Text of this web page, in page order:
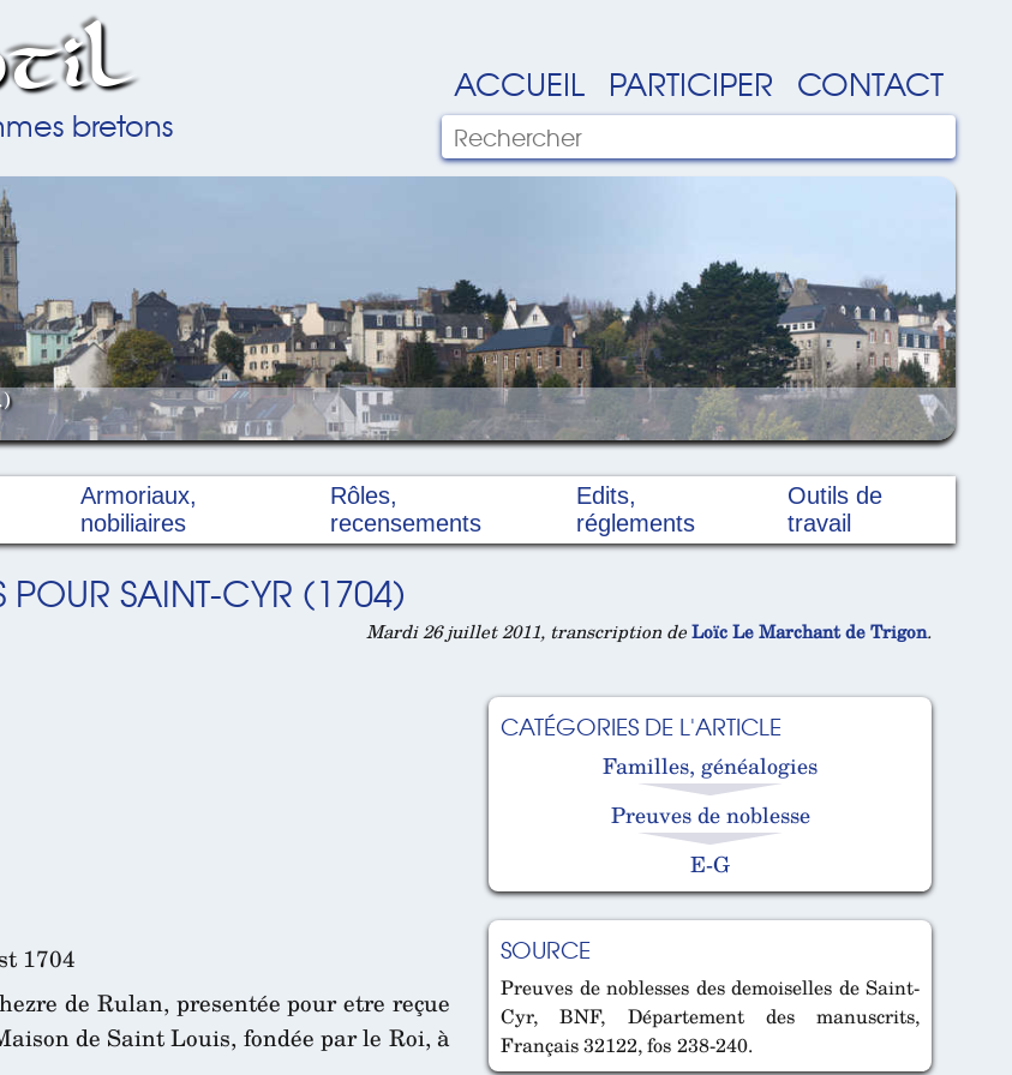
bretons
ACCUEIL PARTICIPER CONTACT
Armoriaux,
nobiliaires
Rôles,
recensements
Edits,
réglements
Outils de
travail
POUR SAINT-CYR (1704)
Mardi 26 juillet 2011, transcription deLoïc Le Marchant de Trigon.
CATÉGORIES DE L'ARTICLE
Familles, généalogies
Preuves de noblesse
E-G
SOURCE
Preuves de noblesses des demoiselles de Saint-
Cyr, BNF, Département des manuscrits,
Français 32122, fos 238-240.
1704
de Rulan, presentée pour etre reçue
de Saint Louis, fondée par le Roi, à